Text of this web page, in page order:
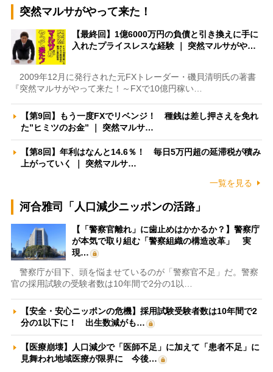
突然マルサがやって来た！
【最終回】1億6000万円の負債と引き換えに手に
入れたプライスレスな経験 ｜ 突然マルサがや…
2009年12月に発行された元FXトレーダー・磯貝清明氏の著書
『突然マルサがやって来た！～FXで10億円稼い…
【第9回】もう一度FXでリベンジ！ 種銭は差し押さえを免れ
た”ヒミツのお金” ｜ 突然マルサ…
【第8回】年利はなんと14.6％！ 毎日5万円超の延滞税が積み
上がっていく ｜ 突然マルサ…
一覧を見る
河合雅司「人口減少ニッポンの活路」
【「警察官離れ」に歯止めはかかるか？】警察庁
が本気で取り組む「警察組織の構造改革」 実
現…
警察庁が目下、頭を悩ませているのが「警察官不足」だ。警察
官の採用試験の受験者数は10年間で2分の1以…
【安全・安心ニッポンの危機】採用試験受験者数は10年間で2
分の1以下に！ 出生数減がも…
【医療崩壊】人口減少で「医師不足」に加えて「患者不足」に
見舞われ地域医療が限界に 今後…